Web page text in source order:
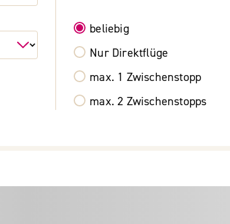
beliebig
Nur Direktflüge
max. 1 Zwischenstopp
max. 2 Zwischenstopps